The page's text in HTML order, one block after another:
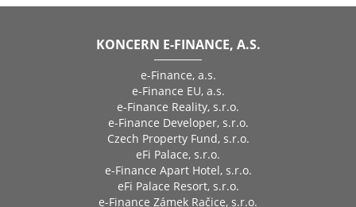
KONCERN E-FINANCE, A.S.
e-Finance, a.s.
e-Finance EU, a.s.
e-Finance Reality, s.r.o.
e-Finance Developer, s.r.o.
Czech Property Fund, s.r.o.
eFi Palace, s.r.o.
e-Finance Apart Hotel, s.r.o.
eFi Palace Resort, s.r.o.
e-Finance Zámek Račice, s.r.o.